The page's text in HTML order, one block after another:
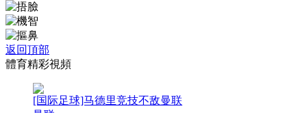
返回頂部
體育精彩視頻
[国际足球]马德里竞技不敌曼联